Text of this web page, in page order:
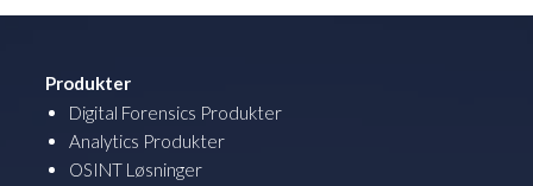
Produkter
Digital Forensics Produkter
Analytics Produkter
OSINT Løsninger